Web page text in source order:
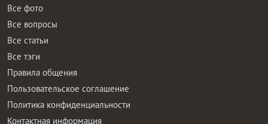
Все фото
Все вопросы
Все статьи
Все тэги
Правила общения
Пользовательское соглашение
Политика конфиденциальности
Контактная информация